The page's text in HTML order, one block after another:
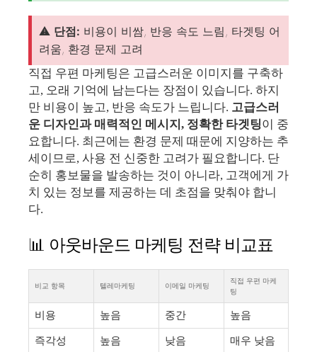
⚠️ 단점: 비용이 비쌈, 반응 속도 느림, 타겟팅 어
려움, 환경 문제 고려
직접 우편 마케팅은 고급스러운 이미지를 구축하
고, 오래 기억에 남는다는 장점이 있습니다. 하지
만 비용이 높고, 반응 속도가 느립니다. 고급스러
운 디자인과 매력적인 메시지, 정확한 타겟팅이 중
요합니다. 최근에는 환경 문제 때문에 지양하는 추
세이므로, 사용 전 신중한 고려가 필요합니다. 단
순히 홍보물을 발송하는 것이 아니라, 고객에게 가
치 있는 정보를 제공하는 데 초점을 맞춰야 합니
다.
📊 아웃바운드 마케팅 전략 비교표
비교 항목 텔레마케팅 이메일 마케팅
직접 우편 마케
팅
비용 높음 중간 높음
즉각성 높음 낮음 매우 낮음